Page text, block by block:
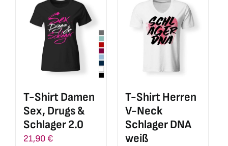
Varianten
auf.
Die
Optionen
können
der
Produktseite
gewählt
Varianten
auf.
Die
Optionen
können
der
Produktseite
gewählt
T-Shirt Damen
Sex, Drugs &
Schlager 2.0
21,90 €
T-Shirt Herren
V-Neck
Schlager DNA
weiß